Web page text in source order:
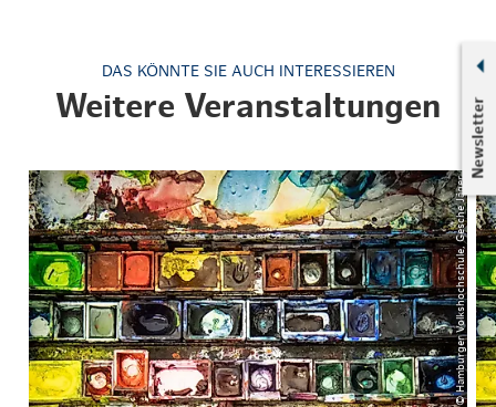
Newsletter
DAS KÖNNTE SIE AUCH INTERESSIEREN
Weitere Veranstaltungen
© Hamburger Volkshochschule, Gesche Jäger